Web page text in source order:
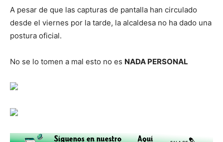
A pesar de que las capturas de pantalla han circulado
desde el viernes por la tarde, la alcaldesa no ha dado una
postura oficial.
No se lo tomen a mal esto no es NADA PERSONAL